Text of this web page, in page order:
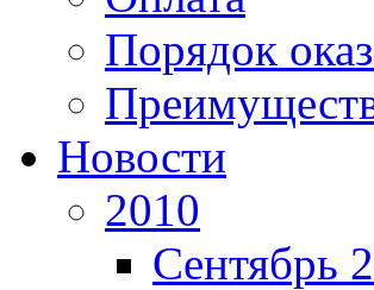
Порядок
Новости
2010
Сентябрь